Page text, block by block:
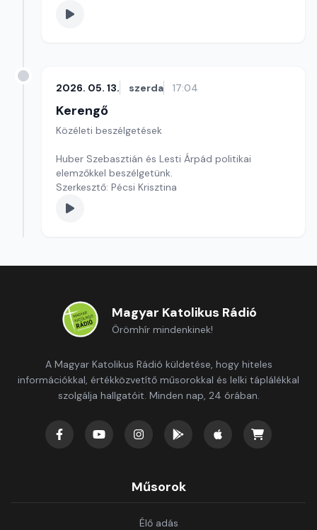
2026. 05. 13. szerda 17:04
Kerengő
Közéleti beszélgetések
Huber Szebasztián és Lesti Árpád politikai
elemzőkkel beszélgetünk.
Szerkesztő: Pécsi Krisztina
Magyar Katolikus Rádió
Örömhír mindenkinek!
A Magyar Katolikus Rádió küldetése, hogy hiteles
információkkal, értékközvetítő műsorokkal és lelki táplálékkal
szolgálja hallgatóit. Minden nap, 24 órában.
Műsorok
Élő adás